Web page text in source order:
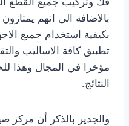
بالاضافة الى انهم
بكيفية استخدام جميع
تطبيق كافة الاساليب
مؤخرا في المجال وهذا
النتائج.